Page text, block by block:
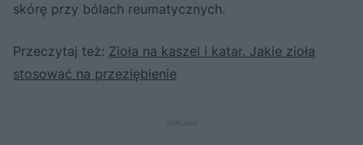
skórę przy bólach reumatycznych.
Przeczytaj też: Zioła na kaszel i katar. Jakie zioła
stosować na przeziębienie